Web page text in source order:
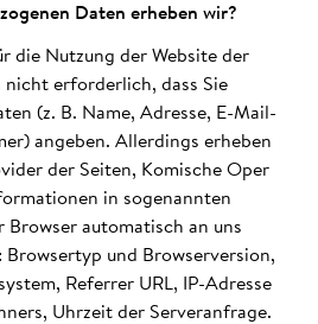
Daten erheben wir?
die Nutzung der Website der
nicht erforderlich, dass Sie
(z. B. Name, Adresse, E-Mail-
angeben. Allerdings erheben
der Seiten, Komische Oper
in sogenannten
Browser automatisch an uns
und Browserversion,
Referrer URL, IP-Adresse
Uhrzeit der Serveranfrage.